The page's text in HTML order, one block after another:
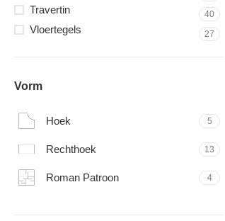
Travertin 40
Vloertegels 27
Vorm
Hoek 5
Rechthoek 13
Roman Patroon 4